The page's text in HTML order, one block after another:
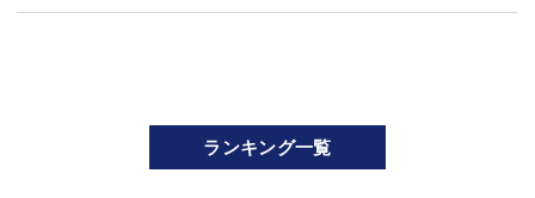
ランキング一覧